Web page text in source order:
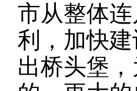
市从整体
利，加快
出桥头堡